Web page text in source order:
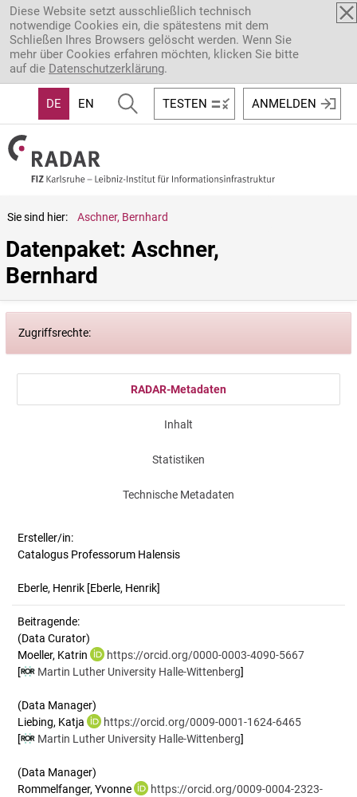
Direkt zum Inhalt
Diese Website setzt ausschließlich technisch
notwendige Cookies ein, die spätestens mit dem
Schließen Ihres Browsers gelöscht werden. Wenn Sie
mehr über Cookies erfahren möchten, klicken Sie bitte
auf die Datenschutzerklärung.
DE EN TESTEN ANMELDEN
Sie sind hier: Aschner, Bernhard
Datenpaket: Aschner,
Bernhard
Zugriffsrechte:
RADAR-Metadaten
Inhalt
Statistiken
Technische Metadaten
Ersteller/in:
Catalogus Professorum Halensis
Eberle, Henrik [Eberle, Henrik]
Beitragende:
(Data Curator)
Moeller, Katrin
https://orcid.org/0000-0003-4090-5667
[
Martin Luther University Halle-Wittenberg]
(Data Manager)
Liebing, Katja
https://orcid.org/0009-0001-1624-6465
[
Martin Luther University Halle-Wittenberg]
(Data Manager)
Rommelfanger, Yvonne
https://orcid.org/0009-0004-2323-